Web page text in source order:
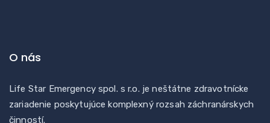
O nás
Life Star Emergency spol. s r.o. je neštátne zdravotnícke
zariadenie poskytujúce komplexný rozsah záchranárskych
činností.